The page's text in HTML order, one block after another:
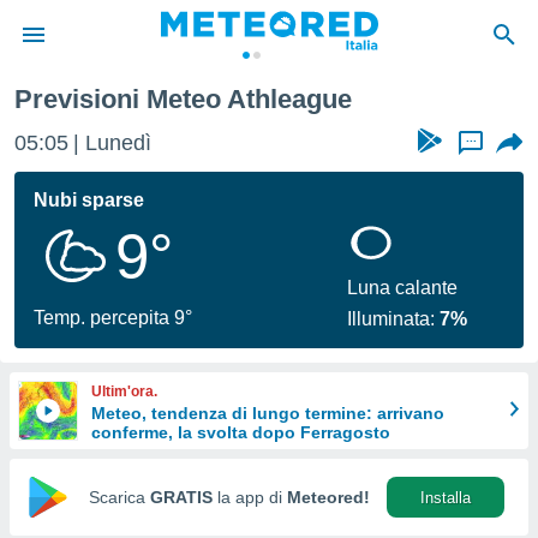
di
per
le
di
Web
Previsioni Meteo Athleague
05:05 Lunedì ...
Nubi sparse
9°
Temp. percepita 9°
Luna calante
Illuminata:7%
Ultim'ora.
Meteo, tendenza di lungo termine: arrivano
conferme, la svolta dopo Ferragosto
Scarica GRATIS la app di Meteored! Installa